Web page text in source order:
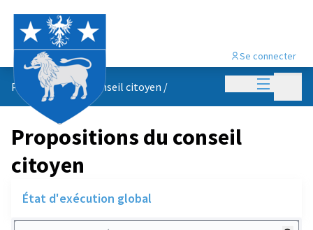
Menu
Se connecter
Propositions du conseil citoyen /
Propositions du conseil
citoyen
État d'exécution global
Rechercher des réalisations